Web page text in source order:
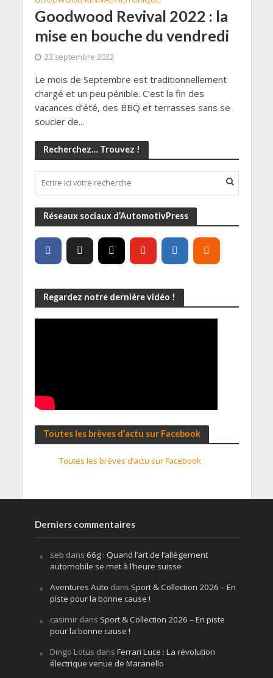
Goodwood Revival 2022 : la
mise en bouche du vendredi
23 septembre 2022
Le mois de Septembre est traditionnellement
chargé et un peu pénible. C’est la fin des
vacances d’été, des BBQ et terrasses sans se
soucier de...
Recherchez… Trouvez !
Réseaux sociaux d’AutomotivPress
Regardez notre dernière vidéo !
Toutes les brèves d’actu sur Facebook
Toutes les brèves d’actu sur Facebook
Derniers commentaires
seb dans 66g : Quand l’art de l’allègement
automobile se met à l’heure suisse
Aventures Auto dans Sport & Collection 2026 – En
piste pour la bonne cause !
casimirdans Sport & Collection 2026 – En piste
pour la bonne cause !
Dingo Lotus dans Ferrari Luce : La révolution
électrique venue de Maranello